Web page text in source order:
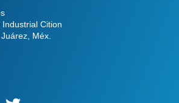
Cition
Méx.